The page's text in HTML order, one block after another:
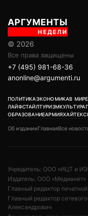
АРГУМЕНТЫ
НЕДЕЛИ
© 2026
Все права защищены
+7 (495) 981-68-36
anonline@argumenti.ru
ПОЛИТИКАЭКОНОМИКАВ МИРЕ
ЛАЙФСТАЙЛТУРИЗМКУЛЬТУРА
ОБРАЗОВАНИЕАРМИЯХАЙТЕК
Об изданииГлавнаяВсе
Учредитель: ООО «ИЦТ и
Издатель: ООО «Медианет»
Главный редактор
Главный редактор
Александрович